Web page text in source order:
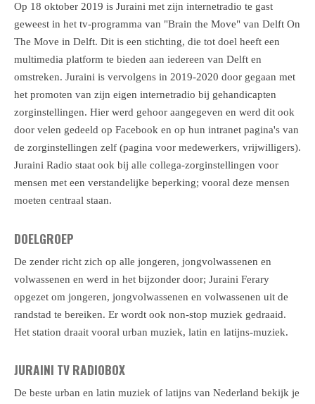
Op 18 oktober 2019 is Juraini met zijn internetradio te gast
geweest in het tv-programma van "Brain the Move" van Delft On
The Move in Delft. Dit is een stichting, die tot doel heeft een
multimedia platform te bieden aan iedereen van Delft en
omstreken. Juraini is vervolgens in 2019-2020 door gegaan met
het promoten van zijn eigen internetradio bij gehandicapten
zorginstellingen. Hier werd gehoor aangegeven en werd dit ook
door velen gedeeld op Facebook en op hun intranet pagina's van
de zorginstellingen zelf (pagina voor medewerkers, vrijwilligers).
Juraini Radio staat ook bij alle collega-zorginstellingen voor
mensen met een verstandelijke beperking; vooral deze mensen
moeten centraal staan.
DOELGROEP
De zender richt zich op alle jongeren, jongvolwassenen en
volwassenen en werd in het bijzonder door; Juraini Ferary
opgezet om jongeren, jongvolwassenen en volwassenen uit de
randstad te bereiken. Er wordt ook non-stop muziek gedraaid.
Het station draait vooral urban muziek, latin en latijns-muziek.
JURAINI TV RADIOBOX
De beste urban en latin muziek of latijns van Nederland bekijk je